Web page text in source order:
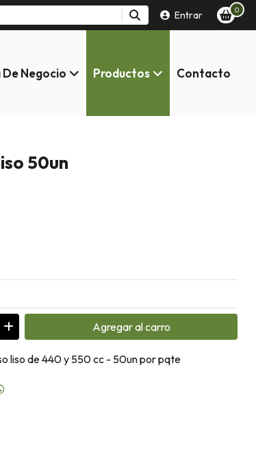
Entrar 0
De Negocio Productos Contacto
50un
Agregaral carro
liso de 440 y 550 cc - 50un por pqte